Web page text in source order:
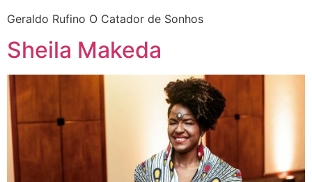
Geraldo Rufino O Catador de Sonhos
Sheila Makeda